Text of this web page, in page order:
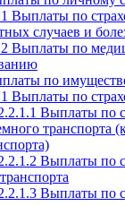
Выплаты по
случаев и
Выплаты по
по
Выплаты по
Выплаты по
транспорта
Выплаты по
Выплаты по